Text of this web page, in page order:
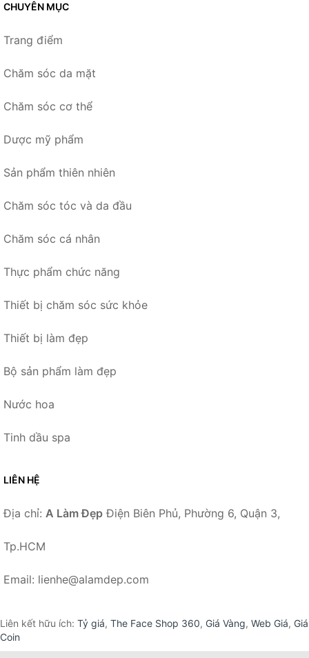
CHUYÊN MỤC
Trang điểm
Chăm sóc da mặt
Chăm sóc cơ thể
Dược mỹ phẩm
Sản phẩm thiên nhiên
Chăm sóc tóc và da đầu
Chăm sóc cá nhân
Thực phẩm chức năng
Thiết bị chăm sóc sức khỏe
Thiết bị làm đẹp
Bộ sản phẩm làm đẹp
Nước hoa
Tinh dầu spa
LIÊN HỆ
Địa chỉ: A Làm Đẹp Điện Biên Phủ, Phường 6, Quận 3,
Tp.HCM
Email: lienhe@alamdep.com
Liên kết hữu ích: Tỷ giá, The Face Shop 360, Giá Vàng, Web Giá, Giá
Coin